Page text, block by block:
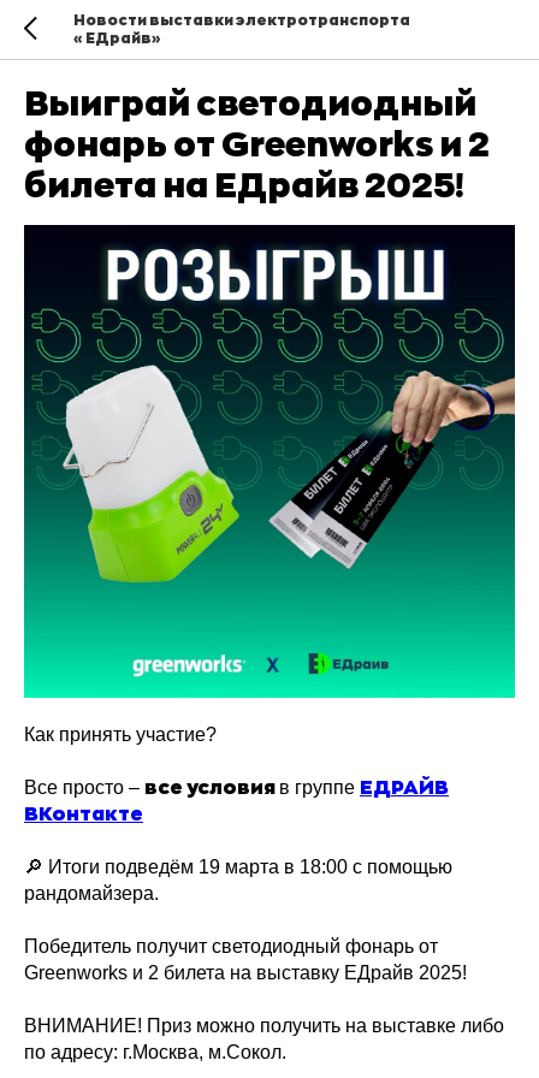
Новости выставки электротранспорта
«ЕДрайв»
Выиграй светодиодный
фонарь от Greenworks и 2
билета на ЕДрайв 2025!
Как принять участие?
Все просто – все условия в группе ЕДРАЙВ
ВКонтакте
🔎 Итоги подведём 19 марта в 18:00 с помощью
рандомайзера.
Победитель получит светодиодный фонарь от
Greenworks и 2 билета на выставку ЕДрайв 2025!
ВНИМАНИЕ! Приз можно получить на выставке либо
по адресу: г.Москва, м.Сокол.